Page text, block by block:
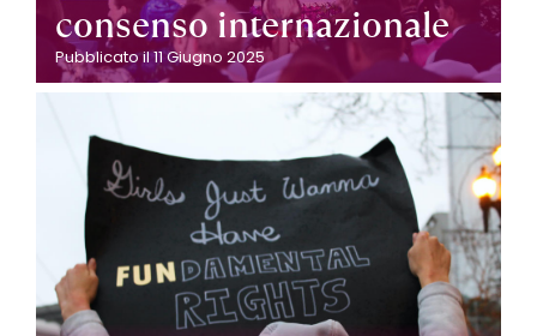
consenso internazionale
Pubblicato il 11 Giugno 2025